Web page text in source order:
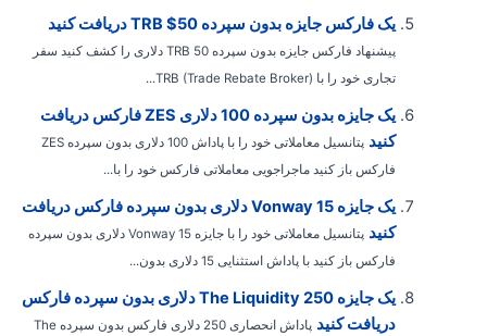
یک فارکس جایزه بدون سپرده TRB $50 دریافت کنید
پیشنهاد فارکس جایزه بدون سپرده TRB 50 دلاری را کشف کنید سفر
تجاری خود را با TRB (Trade Rebate Broker)...
یک جایزه بدون سپرده 100 دلاری ZES فارکس دریافت
کنید
پتانسیل معاملاتی خود را با پاداش 100 دلاری بدون سپرده ZES
فارکس باز کنید ماجراجویی معاملاتی فارکس خود را با...
یک جایزه Vonway 15 دلاری بدون سپرده فارکس دریافت
کنید
پتانسیل معاملاتی خود را با جایزه Vonway 15 دلاری بدون سپرده
فارکس باز کنید با پاداش استثنایی 15 دلاری بدون...
یک جایزه The Liquidity 250 دلاری بدون سپرده فارکس
دریافت کنید
پاداش انحصاری 250 دلاری فارکس بدون سپرده The